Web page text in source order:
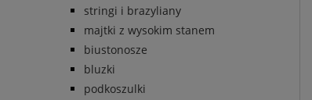
stringi i brazyliany
majtki z wysokim stanem
biustonosze
bluzki
podkoszulki